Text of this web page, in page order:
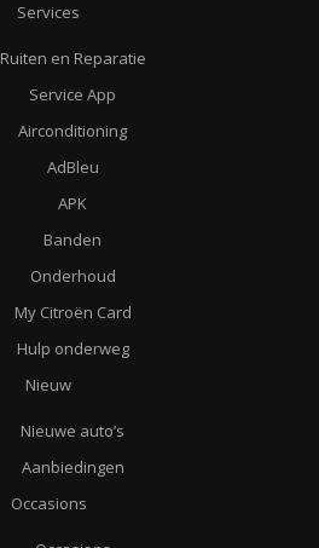
Services
Ruiten en Reparatie
Service App
Airconditioning
AdBleu
APK
Banden
Onderhoud
My Citroën Card
Hulp onderweg
Nieuw
Nieuwe auto’s
Aanbiedingen
Occasions